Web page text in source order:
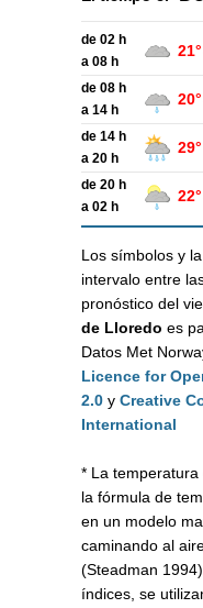
de 02 h
a 08 h
21°
de 08 h
a 14 h
20°
de 14 h
a 20 h
29°
de 20 h
a 02 h
22°
Los símbolos y
intervalo entre
pronóstico del
de Lloredo es
Datos Met
Licence for
2.0 y Creative
International
* La temperatura
la fórmula de
en un modelo
caminando al
(Steadman
índices, se